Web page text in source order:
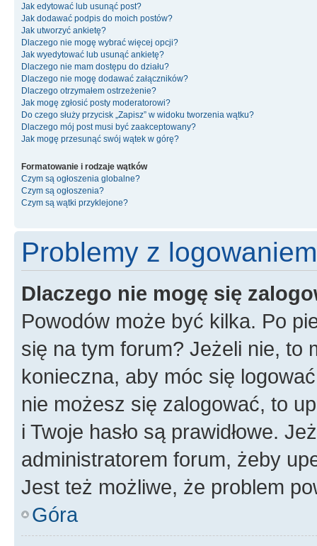
Jak edytować lub usunąć post?
Jak dodawać podpis do moich postów?
Jak utworzyć ankietę?
Dlaczego nie mogę wybrać więcej opcji?
Jak wyedytować lub usunąć ankietę?
Dlaczego nie mam dostępu do działu?
Dlaczego nie mogę dodawać załączników?
Dlaczego otrzymałem ostrzeżenie?
Jak mogę zgłosić posty moderatorowi?
Do czego służy przycisk „Zapisz” w widoku tworzenia wątku?
Dlaczego mój post musi być zaakceptowany?
Jak mogę przesunąć swój wątek w górę?
Formatowanie i rodzaje wątków
Czym są ogłoszenia globalne?
Czym są ogłoszenia?
Czym są wątki przyklejone?
Problemy z
Dlaczego nie mogę się
Powodów może być kilka. Po
się na tym forum? Jeżeli nie, to
konieczna, aby móc się
nie możesz się zalogować, to
i Twoje hasło są prawidłowe.
administratorem forum, żeby
Jest też możliwe, że problem
Góra